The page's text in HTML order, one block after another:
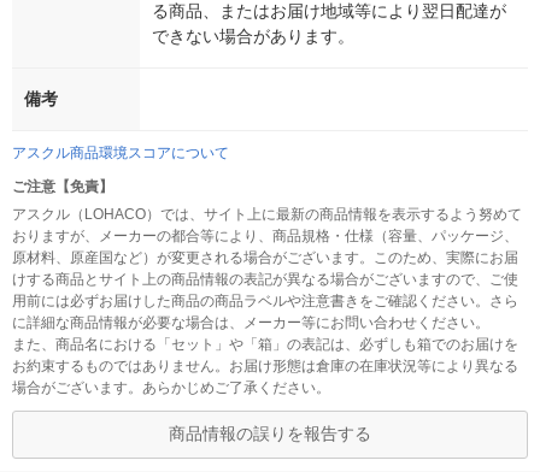
る商品、またはお届け地域等により翌日配達が
できない場合があります。
備考
アスクル商品環境スコアについて
ご注意【免責】
アスクル（LOHACO）では、サイト上に最新の商品情報を表示するよう努めて
おりますが、メーカーの都合等により、商品規格・仕様（容量、パッケージ、
原材料、原産国など）が変更される場合がございます。このため、実際にお届
けする商品とサイト上の商品情報の表記が異なる場合がございますので、ご使
用前には必ずお届けした商品の商品ラベルや注意書きをご確認ください。さら
に詳細な商品情報が必要な場合は、メーカー等にお問い合わせください。
また、商品名における「セット」や「箱」の表記は、必ずしも箱でのお届けを
お約束するものではありません。お届け形態は倉庫の在庫状況等により異なる
場合がございます。あらかじめご了承ください。
商品情報の誤りを報告する